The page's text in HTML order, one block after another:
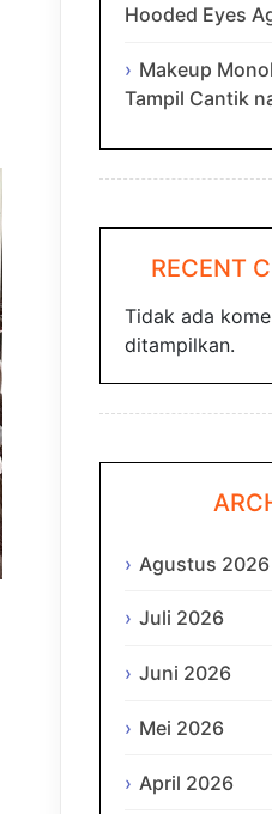
Hooded Eyes
Makeup
Tampil Cantik
RECENT
Tidak ada
ditampilkan.
Agustus 2026
Juli 2026
Juni 2026
Mei 2026
April 2026